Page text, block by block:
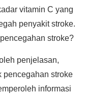
vitamin C yang
penyakit stroke.
stroke?
penjelasan,
pencegahan stroke
informasi